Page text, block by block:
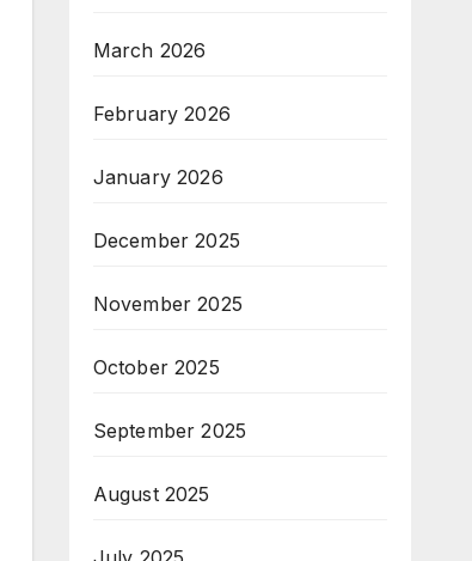
March 2026
February 2026
January 2026
December 2025
November 2025
October 2025
September 2025
August 2025